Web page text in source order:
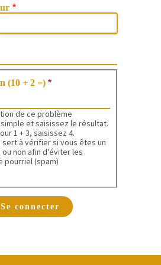
(10 + 2 =)
de ce problème
et saisissez le résultat.
1 + 3, saisissez 4.
à vérifier si vous êtes un
ou non afin d'éviter les
pourriel (spam)